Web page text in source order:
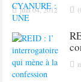
juin 04, 2012